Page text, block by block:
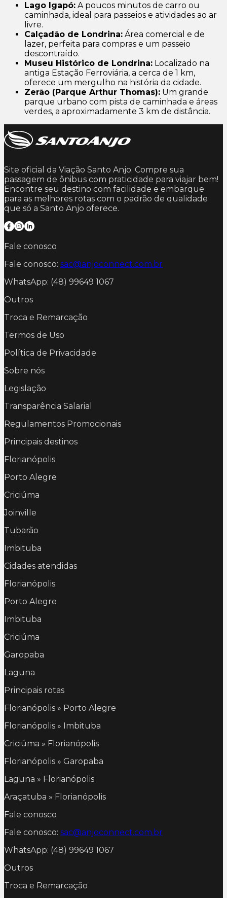
Lago Igapó: A poucos minutos de carro ou
caminhada, ideal para passeios e atividades ao ar
livre.
Calçadão de Londrina: Área comercial e de
lazer, perfeita para compras e um passeio
descontraído.
Museu Histórico de Londrina: Localizado na
antiga Estação Ferroviária, a cerca de 1 km,
oferece um mergulho na história da cidade.
Zerão (Parque Arthur Thomas): Um grande
parque urbano com pista de caminhada e áreas
verdes, a aproximadamente 3 km de distância.
Site oficial da Viação Santo Anjo. Compre sua
passagem de ônibus com praticidade para viajar bem!
Encontre seu destino com facilidade e embarque
para as melhores rotas com o padrão de qualidade
que só a Santo Anjo oferece.
Fale conosco
Fale conosco: sac@anjoconnect.com.br
WhatsApp: (48) 99649 1067
Outros
Troca e Remarcação
Termos de Uso
Política de Privacidade
Sobre nós
Legislação
Transparência Salarial
Regulamentos Promocionais
Principais destinos
Florianópolis
Porto Alegre
Criciúma
Joinville
Tubarão
Imbituba
Cidades atendidas
Florianópolis
Porto Alegre
Imbituba
Criciúma
Garopaba
Laguna
Principais rotas
Florianópolis » Porto Alegre
Florianópolis » Imbituba
Criciúma » Florianópolis
Florianópolis » Garopaba
Laguna » Florianópolis
Araçatuba » Florianópolis
Fale conosco
Fale conosco: sac@anjoconnect.com.br
WhatsApp: (48) 99649 1067
Outros
Troca e Remarcação